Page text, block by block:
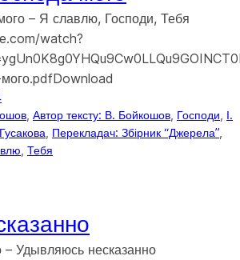
– Я славлю, Господи, Тебя
watch?
Автор тексту: В. Бойкошов Господи І.
Перекладач: Збірник “Джерела”
Тебя
– Удывляюсь несказанно